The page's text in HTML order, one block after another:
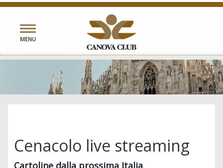
Toggle
navigation
MENU
Cenacolo live streaming
Cartoline dalla prossima Italia